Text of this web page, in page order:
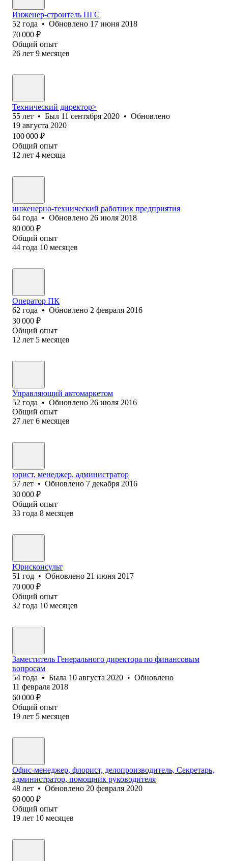
Инженер-строитель ПГС
52 года • Обновлено 17 июня 2018
70 000 ₽
Общий опыт
26 лет 9 месяцев
Технический директор>
55 лет • Был 11 сентября 2020 • Обновлено
19 августа 2020
100 000 ₽
Общий опыт
12 лет 4 месяца
инженерно-технический работник предприятия
64 года • Обновлено 26 июля 2018
80 000 ₽
Общий опыт
44 года 10 месяцев
Оператор ПК
62 года • Обновлено 2 февраля 2016
30 000 ₽
Общий опыт
12 лет 5 месяцев
Управляющий автомаркетом
52 года • Обновлено 26 июля 2016
Общий опыт
27 лет 6 месяцев
юрист, менеджер, администратор
57 лет • Обновлено 7 декабря 2016
30 000 ₽
Общий опыт
33 года 8 месяцев
Юрисконсульт
51 год • Обновлено 21 июня 2017
70 000 ₽
Общий опыт
32 года 10 месяцев
Заместитель Генерального директора по финансовым
вопросам
54 года • Была 10 августа 2020 • Обновлено
11 февраля 2018
60 000 ₽
Общий опыт
19 лет 5 месяцев
Офис-менеджер, флорист, делопроизводитель, Секретарь,
администратор, помощник руководителя
48 лет • Обновлено 20 февраля 2020
60 000 ₽
Общий опыт
19 лет 10 месяцев